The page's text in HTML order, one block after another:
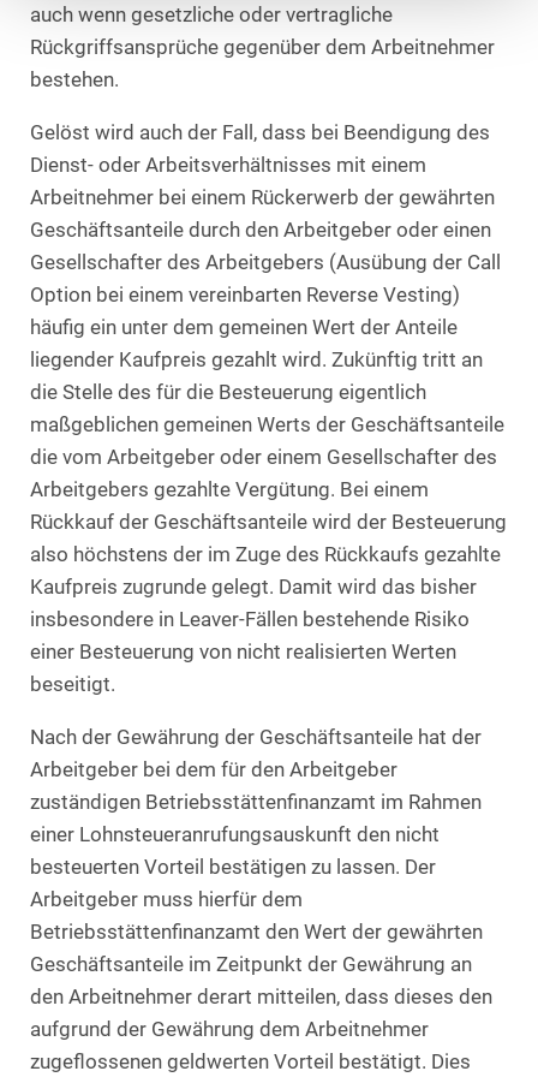
auch wenn gesetzliche oder vertragliche
Rückgriffsansprüche gegenüber dem Arbeitnehmer
bestehen.
Gelöst wird auch der Fall, dass bei Beendigung des
Dienst- oder Arbeitsverhältnisses mit einem
Arbeitnehmer bei einem Rückerwerb der gewährten
Geschäftsanteile durch den Arbeitgeber oder einen
Gesellschafter des Arbeitgebers (Ausübung der Call
Option bei einem vereinbarten Reverse Vesting)
häufig ein unter dem gemeinen Wert der Anteile
liegender Kaufpreis gezahlt wird. Zukünftig tritt an
die Stelle des für die Besteuerung eigentlich
maßgeblichen gemeinen Werts der Geschäftsanteile
die vom Arbeitgeber oder einem Gesellschafter des
Arbeitgebers gezahlte Vergütung. Bei einem
Rückkauf der Geschäftsanteile wird der Besteuerung
also höchstens der im Zuge des Rückkaufs gezahlte
Kaufpreis zugrunde gelegt. Damit wird das bisher
insbesondere in Leaver-Fällen bestehende Risiko
einer Besteuerung von nicht realisierten Werten
beseitigt.
Nach der Gewährung der Geschäftsanteile hat der
Arbeitgeber bei dem für den Arbeitgeber
zuständigen Betriebsstättenfinanzamt im Rahmen
einer Lohnsteueranrufungsauskunft den nicht
besteuerten Vorteil bestätigen zu lassen. Der
Arbeitgeber muss hierfür dem
Betriebsstättenfinanzamt den Wert der gewährten
Geschäftsanteile im Zeitpunkt der Gewährung an
den Arbeitnehmer derart mitteilen, dass dieses den
aufgrund der Gewährung dem Arbeitnehmer
zugeflossenen geldwerten Vorteil bestätigt. Dies